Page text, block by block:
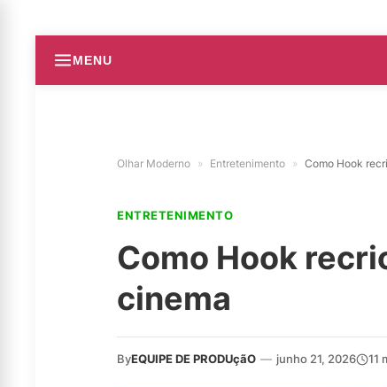
MENU
Olhar Moderno » Entretenimento » Como Hook
ENTRETENIMENTO
Como Hook
cinema
ByEQUIPE DE PRODUçãO — junho 21, 2026 11